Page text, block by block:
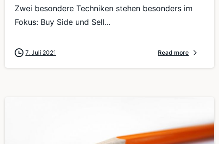
Zwei besondere Techniken stehen besonders im
Fokus: Buy Side und Sell...
7. Juli 2021 Read more